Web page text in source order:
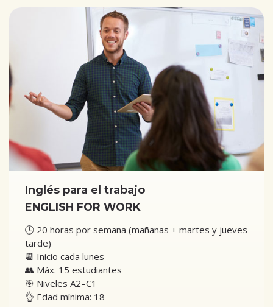
Inglés para el trabajo
ENGLISH FOR WORK
🕒 20 horas por semana (mañanas + martes y jueves
tarde)
📆 Inicio cada lunes
👥 Máx. 15 estudiantes
🎯 Niveles A2–C1
👌 Edad mínima: 18